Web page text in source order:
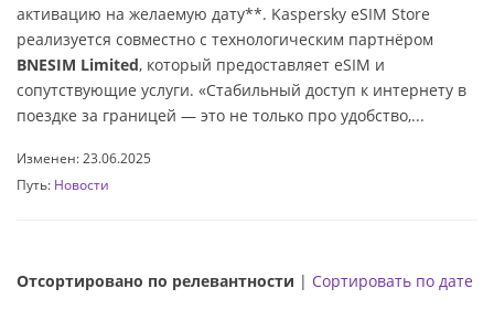
активацию на желаемую дату**. Kaspersky eSIM Store
реализуется совместно с технологическим партнёром
BNESIM Limited, который предоставляет eSIM и
сопутствующие услуги. «Стабильный доступ к интернету в
поездке за границей — это не только про удобство,...
Изменен: 23.06.2025
Путь: Новости
Отсортировано по релевантности | Сортировать по дате